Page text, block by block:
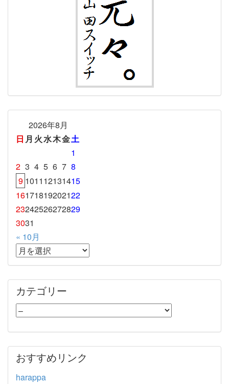
2026年8月
日 月 火水木金土
1
2 3 4 5 6 7 8
9 101112131415
16171819202122
23242526272829
3031
« 10月
カテゴリー
おすすめリンク
harappa